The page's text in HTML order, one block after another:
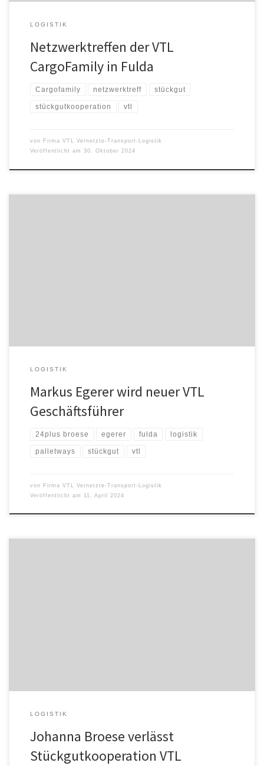
LOGISTIK
Netzwerktreffen der VTL
CargoFamily in Fulda
Cargofamily netzwerktreff stückgut
stückgutkooperation vtl
von Firma VTL Vernetzte-Transport-Logistik
Veröffentlicht am 30. Oktober 2024
LOGISTIK
Markus Egerer wird neuer VTL
Geschäftsführer
24plus broese egerer fulda logistik
palletways stückgut vtl
von Firma VTL Vernetzte-Transport-Logistik
Veröffentlicht am
11. April 2024
LOGISTIK
Johanna Broese verlässt
Stückgutkooperation VTL